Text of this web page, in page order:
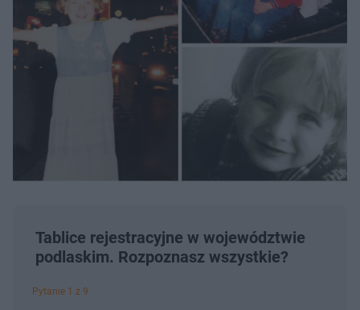
Tablice rejestracyjne w województwie
podlaskim. Rozpoznasz wszystkie?
Pytanie 1 z 9